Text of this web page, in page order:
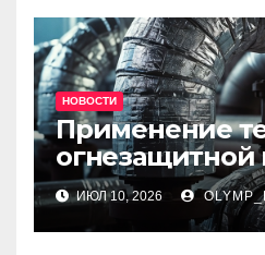
НОВОСТИ
Применение
огнезащитной
для
объектов и
требования
ИЮЛ 10, 2026